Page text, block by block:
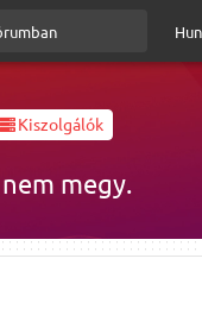
Kiszolgálók
megy.